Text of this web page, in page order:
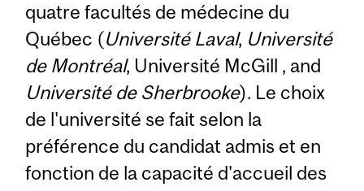
quatre facultés de médecine du
Québec (Université Laval, Université
de Montréal, Université McGill , and
Université de Sherbrooke). Le choix
de l'université se fait selon la
préférence du candidat admis et en
fonction de la capacité d'accueil des